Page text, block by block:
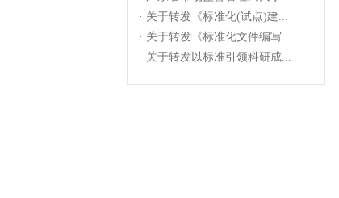
· 关于转发《标准化(试点)建...
· 关于转发《标准化文件编写...
· 关于转发以标准引领科研成...